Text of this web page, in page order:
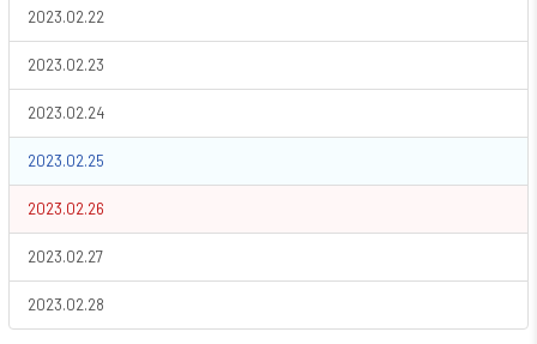
2023.02.22
2023.02.23
2023.02.24
2023.02.25
2023.02.26
2023.02.27
2023.02.28